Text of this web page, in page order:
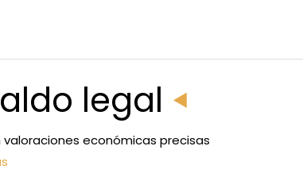
legal
económicas precisas